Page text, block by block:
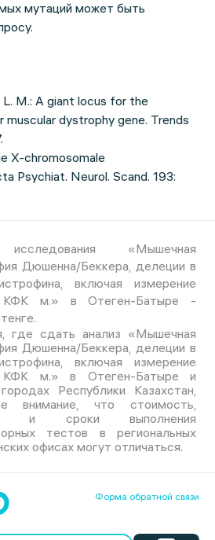
мутаций может быть
L. M.: A giant locus for the
muscular dystrophy gene. Trends
X-chromosomale
Psychiat. Neurol. Scand. 193:
«Мышечная
Дюшенна/Беккера, делеции в
включая измерение
КФК м.» в Отеген-Батыре -
где сдать анализ «Мышечная
Дюшенна/Беккера, делеции в
включая измерение
КФК м.» в Отеген-Батыре и
Республики Казахстан,
внимание, что стоимость,
и сроки выполнения
тестов в региональных
офисах могут отличаться.
Форма обратной связи